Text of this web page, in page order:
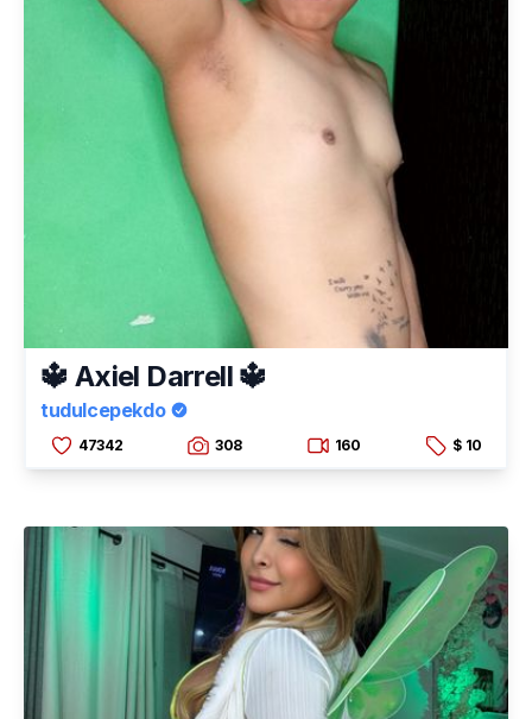
🔱 Axiel Darrell 🔱
tudulcepekdo
47342 308 160 $ 10